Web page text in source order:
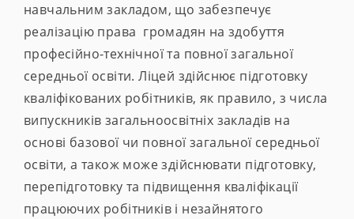
навчальним закладом, що забезпечує
реалізацію права громадян на здобуття
професійно-технічної та повної загальної
середньої освіти. Ліцей здійснює підготовку
кваліфікованих робітників, як правило, з числа
випускників загальноосвітніх закладів на
основі базової чи повної загальної середньої
освіти, а також може здійснювати підготовку,
перепідготовку та підвищення кваліфікації
працюючих робітників і незайнятого